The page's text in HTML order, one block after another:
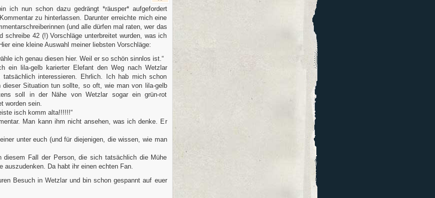
ich nun schon dazu gedrängt *räusper* aufgefordert
zu hinterlassen. Darunter erreichte mich eine
(und alle dürfen mal raten, wer das
42 (!) Vorschläge unterbreitet wurden, was ich
eine kleine Auswahl meiner liebsten Vorschläge:
ich genau diesen hier. Weil er so schön sinnlos ist.“
ein lila-gelb karierter Elefant den Weg nach Wetzlar
tatsächlich interessieren. Ehrlich. Ich hab mich schon
Situation tun sollte, so oft, wie man von lila-gelb
soll in der Nähe von Wetzlar sogar ein grün-rot
worden sein.
isch komm alta!!!!!!“
Man kann ihm nicht ansehen, was ich denke. Er
unter euch (und für diejenigen, die wissen, wie man
diesem Fall der Person, die sich tatsächlich die Mühe
auszudenken. Da habt ihr einen echten Fan.
Besuch in Wetzlar und bin schon gespannt auf euer